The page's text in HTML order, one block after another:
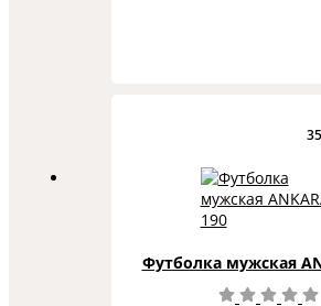
Футболка мужская